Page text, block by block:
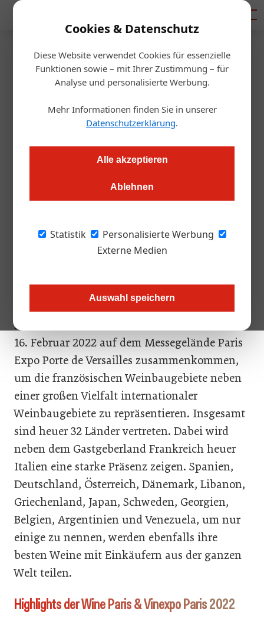
Cookies & Datenschutz
Diese Website verwendet Cookies für essenzielle
Funktionen sowie – mit Ihrer Zustimmung – für
Analyse und personalisierte Werbung.
Mehr Informationen finden Sie in unserer
Datenschutzerklärung.
Alle akzeptieren
Ablehnen
Statistik
Personalisierte Werbung
Externe Medien
Auswahl speichern
Startseite/Getränke
Vinexpo Paris fast ausgebucht
Redaktion.OEGZ 11.01.2022, 10:50 Uhr
Aufbruchstimmung: Mehr als 2.800 Aussteller präsentieren
Expo Porte de Versailles ihre Produkte.
Paris nicht näher erklären. Und die gute
Nachricht ist: Die Messe für Wein- und
so gut wie ausgebucht.
Mehr als 2.800 Aussteller werden vom 14. bis
16. Februar 2022 auf dem Messegelände Paris
Expo Porte de Versailles zusammenkommen,
um die französischen Weinbaugebiete neben
einer großen Vielfalt internationaler
Weinbaugebiete zu repräsentieren. Insgesamt
sind heuer 32 Länder vertreten. Dabei wird
neben dem Gastgeberland Frankreich heuer
Italien eine starke Präsenz zeigen. Spanien,
Deutschland, Österreich, Dänemark, Libanon,
Griechenland, Japan, Schweden, Georgien,
Belgien, Argentinien und Venezuela, um nur
einige zu nennen, werden ebenfalls ihre
besten Weine mit Einkäufern aus der ganzen
Welt teilen.
Highlights der Wine Paris & Vinexpo Paris 2022